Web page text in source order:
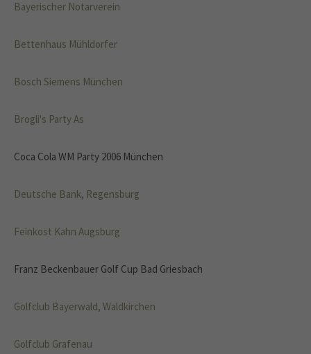
Bayerischer Notarverein
Bettenhaus Mühldorfer
Bosch Siemens München
Brogli's Party As
Coca Cola WM Party 2006 München
Deutsche Bank, Regensburg
Feinkost Kahn Augsburg
Franz Beckenbauer Golf Cup Bad Griesbach
Golfclub Bayerwald, Waldkirchen
Golfclub Grafenau